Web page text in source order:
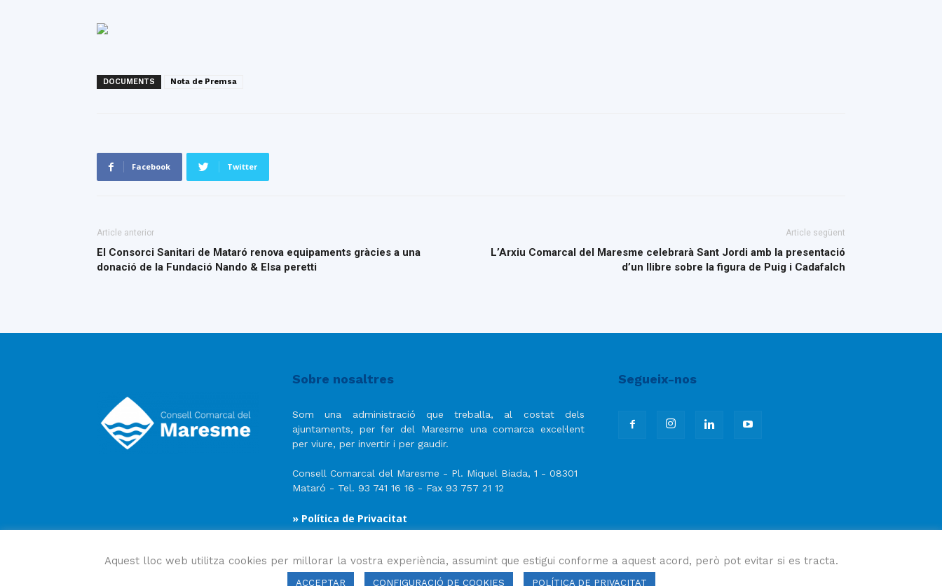
DOCUMENTS Nota de Premsa
Facebook Twitter
Article anterior
El Consorci Sanitari de Mataró renova equipaments gràcies a una
donació de la Fundació Nando & Elsa peretti
Article següent
L’Arxiu Comarcal del Maresme celebrarà Sant Jordi amb la presentació
d’un llibre sobre la figura de Puig i Cadafalch
Sobre nosaltres
Som una administració que treballa, al costat dels
ajuntaments, per fer del Maresme una comarca excel·lent
per viure, per invertir i per gaudir.
Consell Comarcal del Maresme - Pl. Miquel Biada, 1 - 08301
Mataró - Tel. 93 741 16 16 - Fax 93 757 21 12
» Política de Privacitat
Segueix-nos
Aquest lloc web utilitza cookies per millorar la vostra experiència, assumint que estigui conforme a aquest acord, però pot evitar si es tracta.
ACCEPTAR CONFIGURACIÓ DE COOKIES POLÍTICA DE PRIVACITAT